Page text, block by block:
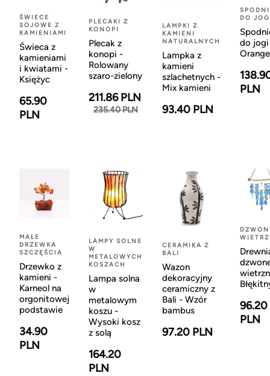
ŚWIECE
SOJOWE Z
KAMIENIAMI
Świeca z
kamieniami
i kwiatami -
Księżyc
65.90
PLN
PLECAKI Z
KONOPI
Plecak z
konopi -
Rolowany
szaro-zielony
211.86 PLN
235.40 PLN
LAMPKI Z
KAMIENI
NATURALNYCH
Lampka z
kamieni
szlachetnych -
Mix kamieni
93.40 PLN
DO
do
Orange
PLN
MAŁE
DRZEWKA
SZCZĘŚCIA
Drzewko z
kamieni -
Karneol na
orgonitowej
podstawie
34.90
PLN
LAMPY SOLNE
W
METALOWYCH
KOSZACH
Lampa solna
w
metalowym
koszu -
Wysoki kosz
z solą
164.20
PLN
CERAMIKA Z
BALI
Wazon
dekoracyjny
ceramiczny z
Bali - Wzór
bambus
97.20 PLN
96.20
PLN